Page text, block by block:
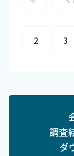
2 3
調査
ダ